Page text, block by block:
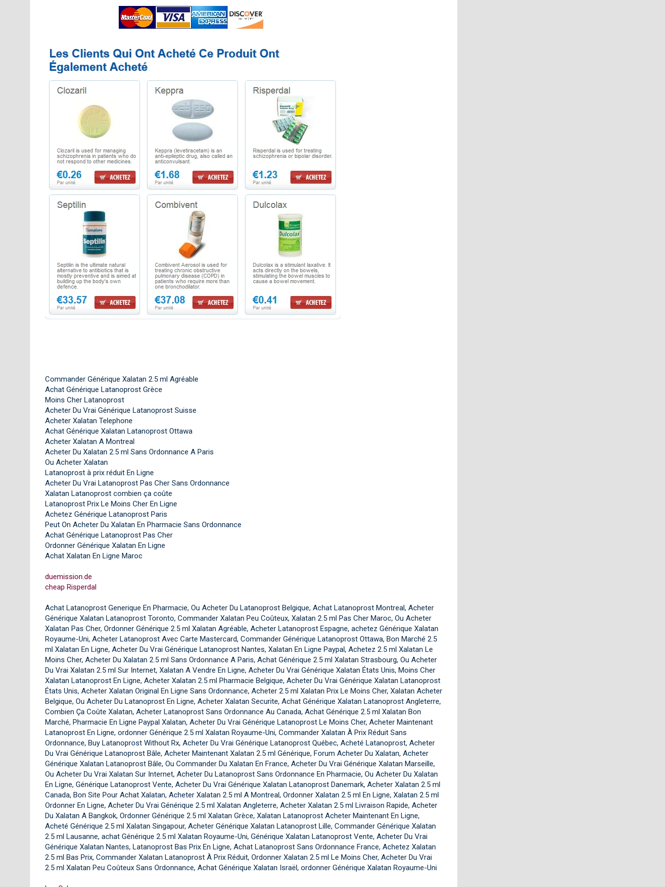
Commander Générique Xalatan 2.5 ml Agréable
Achat Générique Latanoprost Grèce
Moins Cher Latanoprost
Acheter Du Vrai Générique Latanoprost Suisse
Acheter Xalatan Telephone
Achat Générique Xalatan Latanoprost Ottawa
Acheter Xalatan A Montreal
Acheter Du Xalatan 2.5 ml Sans Ordonnance A Paris
Ou Acheter Xalatan
Latanoprost à prix réduit En Ligne
Acheter Du Vrai Latanoprost Pas Cher Sans Ordonnance
Xalatan Latanoprost combien ça coûte
Latanoprost Prix Le Moins Cher En Ligne
Achetez Générique Latanoprost Paris
Peut On Acheter Du Xalatan En Pharmacie Sans Ordonnance
Achat Générique Latanoprost Pas Cher
Ordonner Générique Xalatan En Ligne
Achat Xalatan En Ligne Maroc
duemission.de
cheap Risperdal
Achat Latanoprost Generique En Pharmacie, Ou Acheter Du Latanoprost Belgique, Achat Latanoprost Montreal, Acheter
Générique Xalatan Latanoprost Toronto, Commander Xalatan Peu Coûteux, Xalatan 2.5 ml Pas Cher Maroc, Ou Acheter
Xalatan Pas Cher, Ordonner Générique 2.5 ml Xalatan Agréable, Acheter Latanoprost Espagne, achetez Générique Xalatan
Royaume-Uni, Acheter Latanoprost Avec Carte Mastercard, Commander Générique Latanoprost Ottawa, Bon Marché 2.5
ml Xalatan En Ligne, Acheter Du Vrai Générique Latanoprost Nantes, Xalatan En Ligne Paypal, Achetez 2.5 ml Xalatan Le
Moins Cher, Acheter Du Xalatan 2.5 ml Sans Ordonnance A Paris, Achat Générique 2.5 ml Xalatan Strasbourg, Ou Acheter
Du Vrai Xalatan 2.5 ml Sur Internet, Xalatan A Vendre En Ligne, Acheter Du Vrai Générique Xalatan États Unis, Moins Cher
Xalatan Latanoprost En Ligne, Acheter Xalatan 2.5 ml Pharmacie Belgique, Acheter Du Vrai Générique Xalatan Latanoprost
États Unis, Acheter Xalatan Original En Ligne Sans Ordonnance, Acheter 2.5 ml Xalatan Prix Le Moins Cher, Xalatan Acheter
Belgique, Ou Acheter Du Latanoprost En Ligne, Acheter Xalatan Securite, Achat Générique Xalatan Latanoprost Angleterre,
Combien Ça Coûte Xalatan, Acheter Latanoprost Sans Ordonnance Au Canada, Achat Générique 2.5 ml Xalatan Bon
Marché, Pharmacie En Ligne Paypal Xalatan, Acheter Du Vrai Générique Latanoprost Le Moins Cher, Acheter Maintenant
Latanoprost En Ligne, ordonner Générique 2.5 ml Xalatan Royaume-Uni, Commander Xalatan À Prix Réduit Sans
Ordonnance, Buy Latanoprost Without Rx, Acheter Du Vrai Générique Latanoprost Québec, Acheté Latanoprost, Acheter
Du Vrai Générique Latanoprost Bâle, Acheter Maintenant Xalatan 2.5 ml Générique, Forum Acheter Du Xalatan, Acheter
Générique Xalatan Latanoprost Bâle, Ou Commander Du Xalatan En France, Acheter Du Vrai Générique Xalatan Marseille,
Ou Acheter Du Vrai Xalatan Sur Internet, Acheter Du Latanoprost Sans Ordonnance En Pharmacie, Ou Acheter Du Xalatan
En Ligne, Générique Latanoprost Vente, Acheter Du Vrai Générique Xalatan Latanoprost Danemark, Acheter Xalatan 2.5 ml
Canada, Bon Site Pour Achat Xalatan, Acheter Xalatan 2.5 ml A Montreal, Ordonner Xalatan 2.5 ml En Ligne, Xalatan 2.5 ml
Ordonner En Ligne, Acheter Du Vrai Générique 2.5 ml Xalatan Angleterre, Acheter Xalatan 2.5 ml Livraison Rapide, Acheter
Du Xalatan A Bangkok, Ordonner Générique 2.5 ml Xalatan Grèce, Xalatan Latanoprost Acheter Maintenant En Ligne,
Acheté Générique 2.5 ml Xalatan Singapour, Acheter Générique Xalatan Latanoprost Lille, Commander Générique Xalatan
2.5 ml Lausanne, achat Générique 2.5 ml Xalatan Royaume-Uni, Générique Xalatan Latanoprost Vente, Acheter Du Vrai
Générique Xalatan Nantes, Latanoprost Bas Prix En Ligne, Achat Latanoprost Sans Ordonnance France, Achetez Xalatan
2.5 ml Bas Prix, Commander Xalatan Latanoprost À Prix Réduit, Ordonner Xalatan 2.5 ml Le Moins Cher, Acheter Du Vrai
2.5 ml Xalatan Peu Coûteux Sans Ordonnance, Achat Générique Xalatan Israël, ordonner Générique Xalatan Royaume-Uni